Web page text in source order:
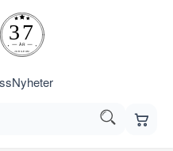
Nyheter